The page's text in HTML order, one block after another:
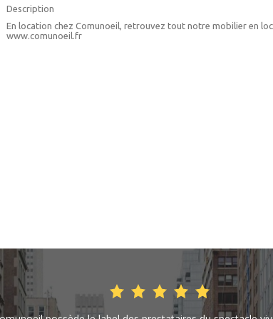
Description
En location chez Comunoeil, retrouvez tout notre mobilier en
www.comunoeil.fr